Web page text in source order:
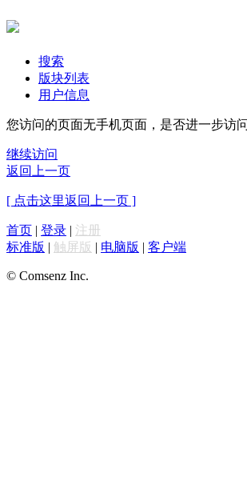
搜索
版块列表
用户信息
您访问的页面无手机页面，是否进一步访
继续访问
返回上一页
[ 点击这里返回上一页 ]
首页 | 登录 | 注册
标准版 | 触屏版 | 电脑版 | 客户端
© Comsenz Inc.